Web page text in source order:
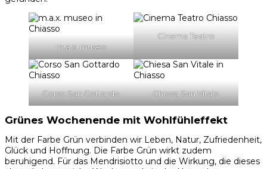
m.a.x. museo
Cinema Teatro
Corso San Gottardo Chiesa San Vitale
Grünes Wochenende mit Wohlfühleffekt
Mit der Farbe Grün verbinden wir Leben, Natur, Zufriedenheit,
Glück und Hoffnung. Die Farbe Grün wirkt zudem
beruhigend. Für das Mendrisiotto und die Wirkung, die dieses